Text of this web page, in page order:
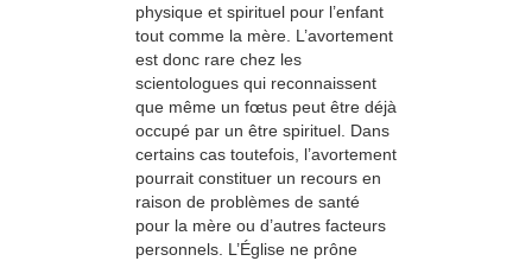
physique et spirituel pour l’enfant
tout comme la mère. L’avortement
est donc rare chez les
scientologues qui reconnaissent
que même un fœtus peut être déjà
occupé par un être spirituel. Dans
certains cas toutefois, l’avortement
pourrait constituer un recours en
raison de problèmes de santé
pour la mère ou d’autres facteurs
personnels. L’Église ne prône